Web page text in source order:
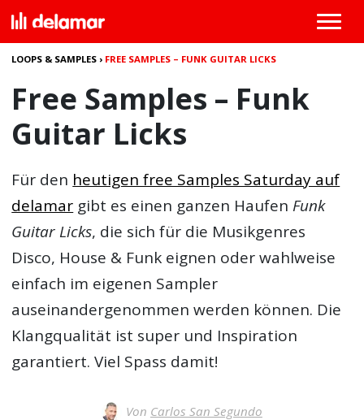
LOOPS & SAMPLES › FREE SAMPLES – FUNK GUITAR LICKS
Free Samples – Funk
Guitar Licks
Für den heutigen free Samples Saturday auf
delamar gibt es einen ganzen Haufen Funk
Guitar Licks, die sich für die Musikgenres
Disco, House & Funk eignen oder wahlweise
einfach im eigenen Sampler
auseinandergenommen werden können. Die
Klangqualität ist super und Inspiration
garantiert. Viel Spass damit!
Von Carlos San Segundo